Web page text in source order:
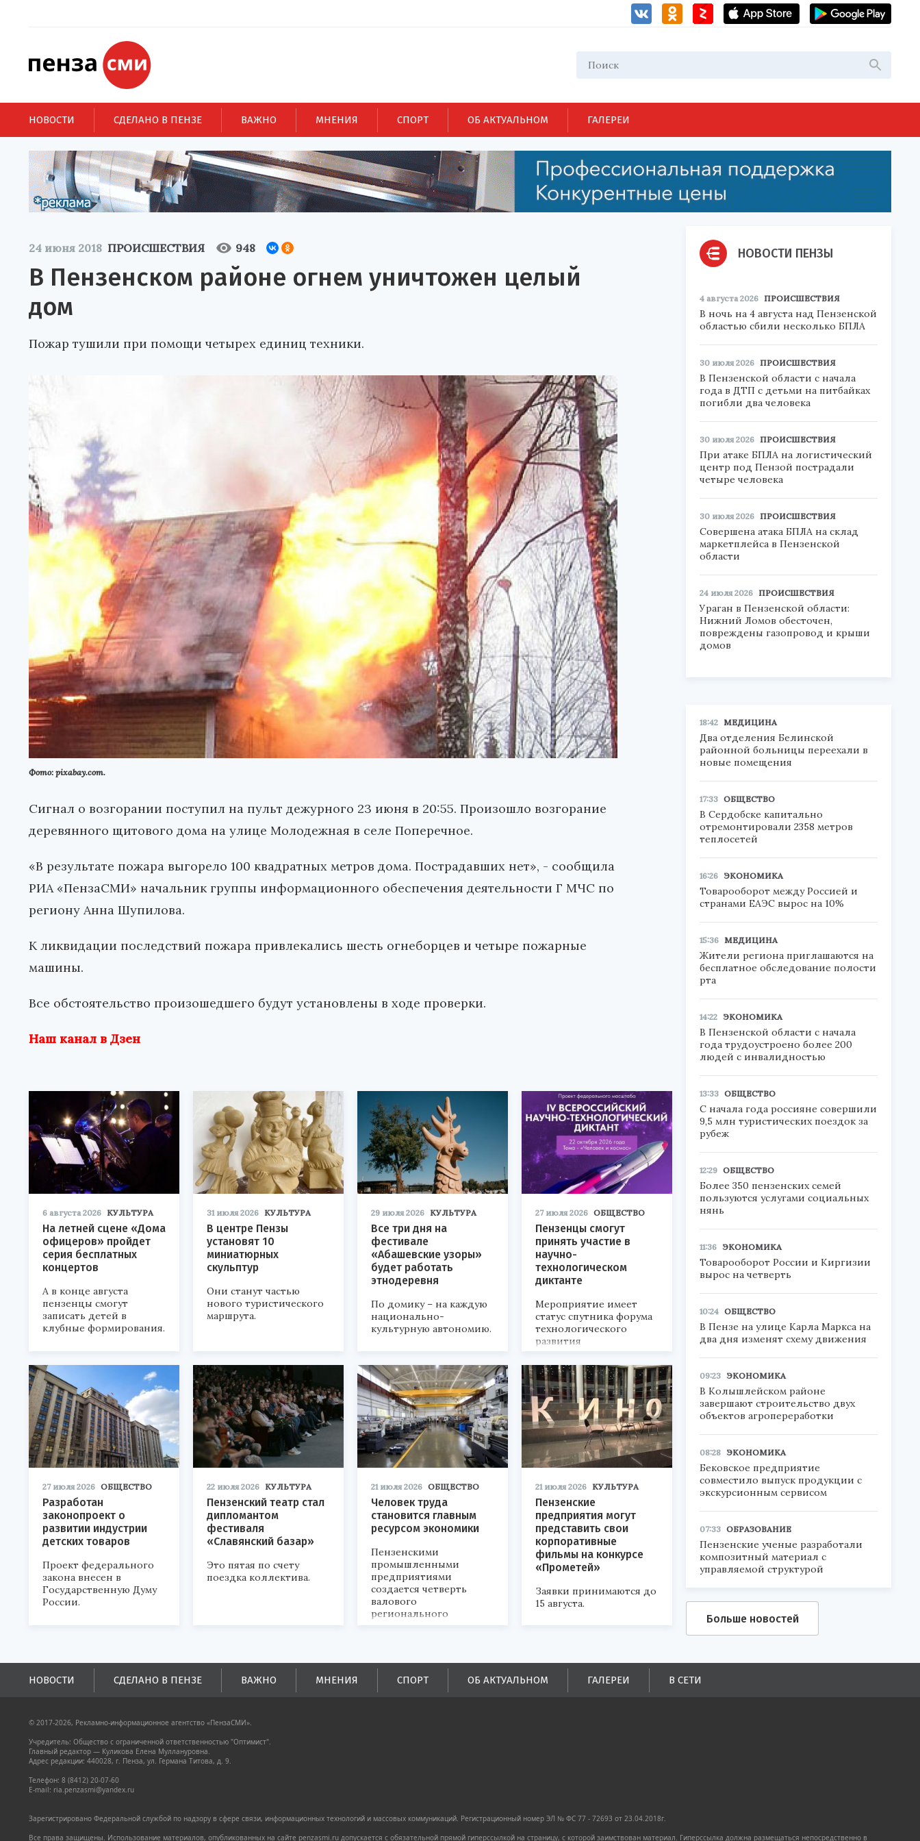
НОВОСТИ СДЕЛАНО В ПЕНЗЕ ВАЖНО МНЕНИЯ СПОРТ ОБ АКТУАЛЬНОМ ГАЛЕРЕИ
24 июня 2018 ПРОИСШЕСТВИЯ 948
В Пензенском районе огнем уничтожен целый
дом
Пожар тушили при помощи четырех единиц техники.
Фото: pixabay.com.
Сигнал о возгорании поступил на пульт дежурного 23 июня в 20:55. Произошло возгорание
деревянного щитового дома на улице Молодежная в селе Поперечное.
«В результате пожара выгорело 100 квадратных метров дома. Пострадавших нет», - сообщила
РИА «ПензаСМИ» начальник группы информационного обеспечения деятельности Г МЧС по
региону Анна Шупилова.
К ликвидации последствий пожара привлекались шесть огнеборцев и четыре пожарные
машины.
Все обстоятельство произошедшего будут установлены в ходе проверки.
Наш канал в Дзен
6 августа 2026 КУЛЬТУРА
На летней сцене «Дома
офицеров» пройдет
серия бесплатных
концертов
А в конце августа
пензенцы смогут
записать детей в
клубные формирования.
31 июля 2026 КУЛЬТУРА
В центре Пензы
установят 10
миниатюрных
скульптур
Они станут частью
нового туристического
маршрута.
29 июля 2026 КУЛЬТУРА
Все три дня на
фестивале
«Абашевские узоры»
будет работать
этнодеревня
По домику – на каждую
национально-
культурную автономию.
27 июля 2026 ОБЩЕСТВО
Пензенцы смогут
принять участие в
научно-
технологическом
диктанте
Мероприятие имеет
статус спутника форума
технологического
развития
«Технопром-2026».
27 июля 2026 ОБЩЕСТВО
Разработан
законопроект о
развитии индустрии
детских товаров
Проект федерального
закона внесен в
Государственную Думу
России.
22 июля 2026 КУЛЬТУРА
Пензенский театр стал
дипломантом
фестиваля
«Славянский базар»
Это пятая по счету
поездка коллектива.
21 июля 2026 ОБЩЕСТВО
Человек труда
становится главным
ресурсом экономики
Пензенскими
промышленными
предприятиями
создается четверть
валового
регионального
продукта и
поступлений в
бюджеты всех уровней.
21 июля 2026 КУЛЬТУРА
Пензенские
предприятия могут
представить свои
корпоративные
фильмы на конкурсе
«Прометей»
Заявки принимаются до
15 августа.
НОВОСТИ ПЕНЗЫ
4 августа 2026 ПРОИСШЕСТВИЯ
В ночь на 4 августа над Пензенской
областью сбили несколько БПЛА
30 июля 2026 ПРОИСШЕСТВИЯ
В Пензенской области с начала
года в ДТП с детьми на питбайках
погибли два человека
30 июля 2026 ПРОИСШЕСТВИЯ
При атаке БПЛА на логистический
центр под Пензой пострадали
четыре человека
30 июля 2026 ПРОИСШЕСТВИЯ
Совершена атака БПЛА на склад
маркетплейса в Пензенской
области
24 июля 2026 ПРОИСШЕСТВИЯ
Ураган в Пензенской области:
Нижний Ломов обесточен,
повреждены газопровод и крыши
домов
18:42 МЕДИЦИНА
Два отделения Белинской
районной больницы переехали в
новые помещения
17:33 ОБЩЕСТВО
В Сердобске капитально
отремонтировали 2358 метров
теплосетей
16:26 ЭКОНОМИКА
Товарооборот между Россией и
странами ЕАЭС вырос на 10%
15:36 МЕДИЦИНА
Жители региона приглашаются на
бесплатное обследование полости
рта
14:22 ЭКОНОМИКА
В Пензенской области с начала
года трудоустроено более 200
людей с инвалидностью
13:33 ОБЩЕСТВО
С начала года россияне совершили
9,5 млн туристических поездок за
рубеж
12:29 ОБЩЕСТВО
Более 350 пензенских семей
пользуются услугами социальных
нянь
11:36 ЭКОНОМИКА
Товарооборот России и Киргизии
вырос на четверть
10:24 ОБЩЕСТВО
В Пензе на улице Карла Маркса на
два дня изменят схему движения
09:23 ЭКОНОМИКА
В Колышлейском районе
завершают строительство двух
объектов агропереработки
08:28 ЭКОНОМИКА
Бековское предприятие
совместило выпуск продукции с
экскурсионным сервисом
07:33 ОБРАЗОВАНИЕ
Пензенские ученые разработали
композитный материал с
управляемой структурой
Больше новостей
НОВОСТИ СДЕЛАНО В ПЕНЗЕ ВАЖНО МНЕНИЯ СПОРТ ОБ АКТУАЛЬНОМ ГАЛЕРЕИ В СЕТИ
© 2017-2026, Рекламно-информационное агентство «ПензаСМИ».
Учредитель: Общество с ограниченной ответственностью "Оптимист".
Главный редактор — Куликова Елена Муллануровна.
Адрес редакции: 440028, г. Пенза, ул. Германа Титова, д. 9.
Телефон: 8 (8412) 20-07-60
E-mail: ria.penzasmi@yandex.ru
Зарегистрировано Федеральной службой по надзору в сфере связи, информационных технологий и массовых коммуникаций. Регистрационный номер ЭЛ № ФС 77 - 72693 от 23.04.2018г.
Все права защищены. Использование материалов, опубликованных на сайте penzasmi.ru допускается с обязательной прямой гиперссылкой на страницу, с которой заимствован материал. Гиперссылка должна размещаться непосредственно в